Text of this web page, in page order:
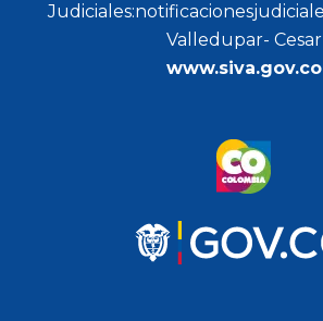
Valledupar- Cesar
www.siva.gov.co